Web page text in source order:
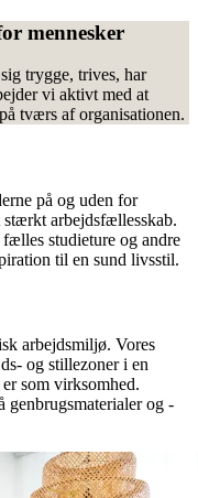
mennesker
trygge, trives, har
vi aktivt med at
tværs af organisationen.
på og uden for
stærkt arbejdsfællesskab.
studieture og andre
til en sund livsstil.
arbejdsmiljø. Vores
og stillezoner i en
som virksomhed.
genbrugsmaterialer og -